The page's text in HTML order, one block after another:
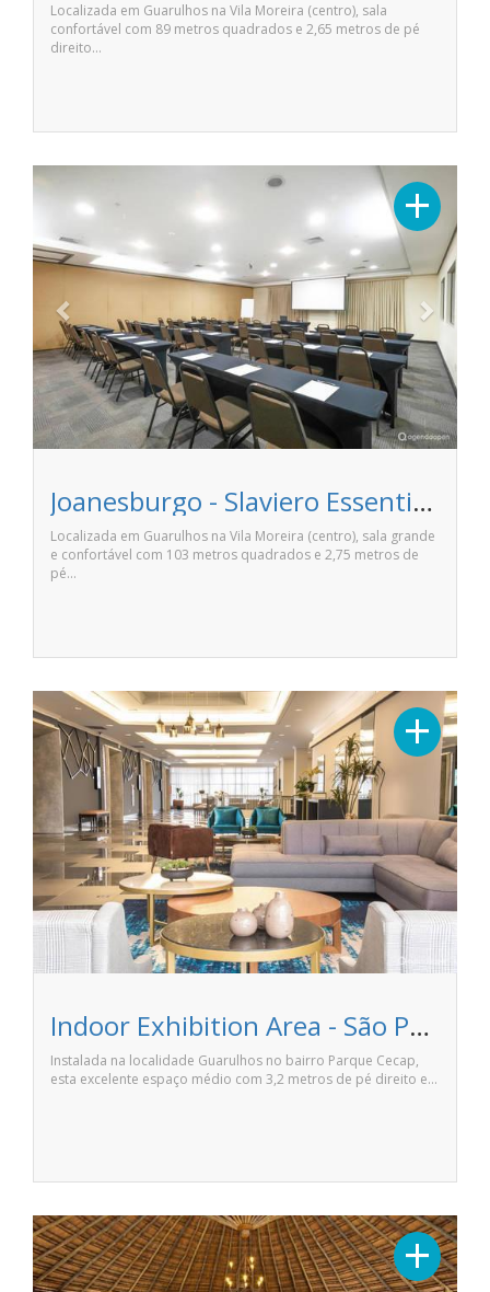
Localizada em Guarulhos na Vila Moreira (centro), sala
confortável com 89 metros quadrados e 2,65 metros de pé
direito…
+
Previous Next
Joanesburgo - Slaviero Essential Guarulhos
Localizada em Guarulhos na Vila Moreira (centro), sala grande
e confortável com 103 metros quadrados e 2,75 metros de
pé…
+
Indoor Exhibition Area - São Paulo Airport Marriott Hotel
Instalada na localidade Guarulhos no bairro Parque Cecap,
esta excelente espaço médio com 3,2 metros de pé direito e…
+